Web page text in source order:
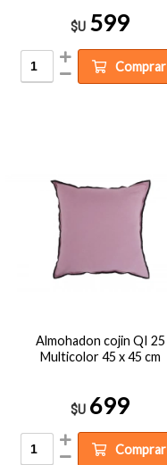
$U 599
Comprar
Almohadon cojin QI 25
Multicolor 45 x 45 cm
$U 699
Comprar